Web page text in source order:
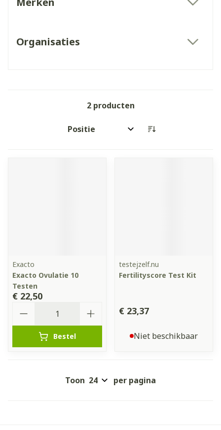
Organisaties
2producten
Sorteer op:
Exacto
Exacto Ovulatie 10
Testen
€ 22,50
Bestel
testejzelf.nu
Fertilityscore Test Kit
€ 23,37
Niet beschikbaar
Toon per pagina